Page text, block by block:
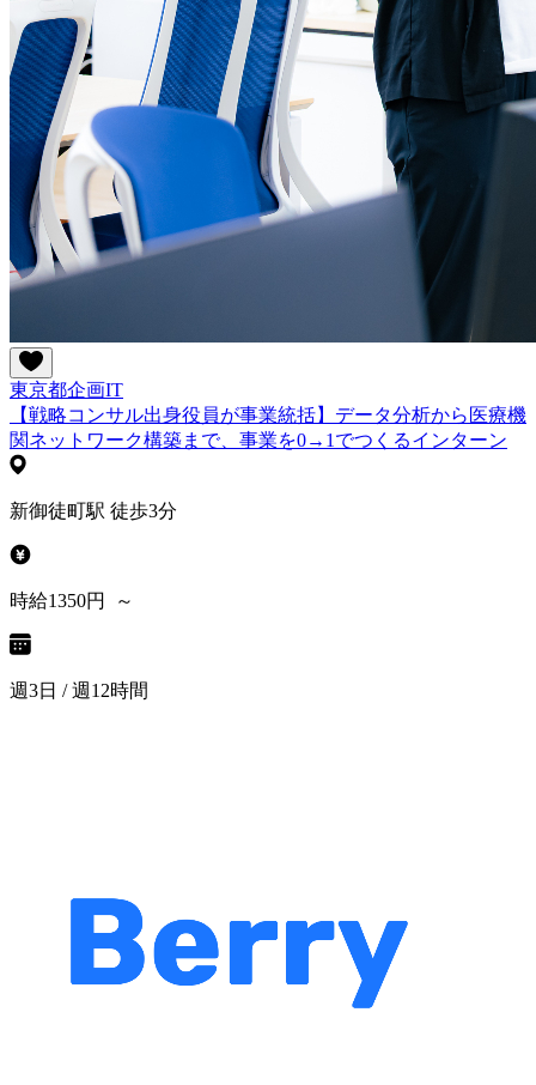
東京都企画IT
【戦略コンサル出身役員が事業統括】データ分析から医療機
関ネットワーク構築まで、事業を0→1でつくるインターン
新御徒町駅 徒歩3分
時給1350円 ～
週3日 / 週12時間